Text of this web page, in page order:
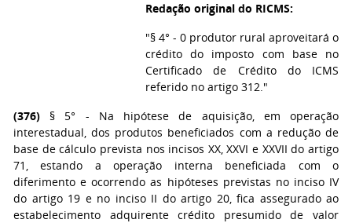
Redação original do RICMS:
"§ 4° - 0 produtor rural aproveitará o
crédito do imposto com base no
Certificado de Crédito do ICMS
referido no artigo 312."
(376)
§ 5° - Na hipótese de aquisição, em operação
interestadual, dos produtos beneficiados com a redução de
base de cálculo prevista nos incisos XX, XXVI e XXVII do artigo
71, estando a operação interna beneficiada com o
diferimento e ocorrendo as hipóteses previstas no inciso IV
do artigo 19 e no inciso II do artigo 20, fica assegurado ao
estabelecimento adquirente crédito presumido de valor